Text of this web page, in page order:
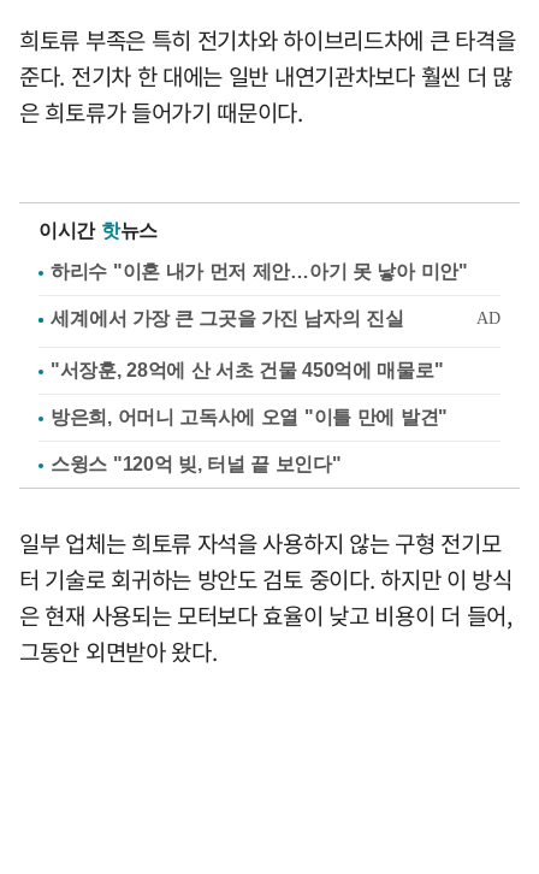
희토류 부족은 특히 전기차와 하이브리드차에 큰 타격을
준다. 전기차 한 대에는 일반 내연기관차보다 훨씬 더 많
은 희토류가 들어가기 때문이다.
이시간 핫뉴스
하리수 "이혼 내가 먼저 제안…아기 못 낳아 미안"
"서장훈, 28억에 산 서초 건물 450억에 매물로"
방은희, 어머니 고독사에 오열 "이틀 만에 발견"
스윙스 "120억 빚, 터널 끝 보인다"
일부 업체는 희토류 자석을 사용하지 않는 구형 전기모
터 기술로 회귀하는 방안도 검토 중이다. 하지만 이 방식
은 현재 사용되는 모터보다 효율이 낮고 비용이 더 들어,
그동안 외면받아 왔다.